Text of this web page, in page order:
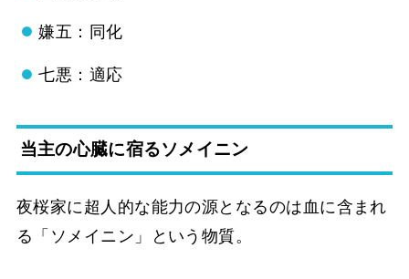
嫌五：同化
七悪：適応
当主の心臓に宿るソメイニン
夜桜家に超人的な能力の源となるのは血に含まれ
る「ソメイニン」という物質。